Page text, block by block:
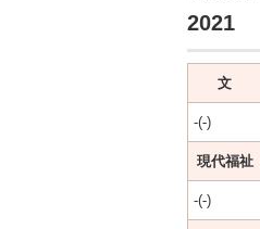
2021
文
-(-)
現代福祉
-(-)